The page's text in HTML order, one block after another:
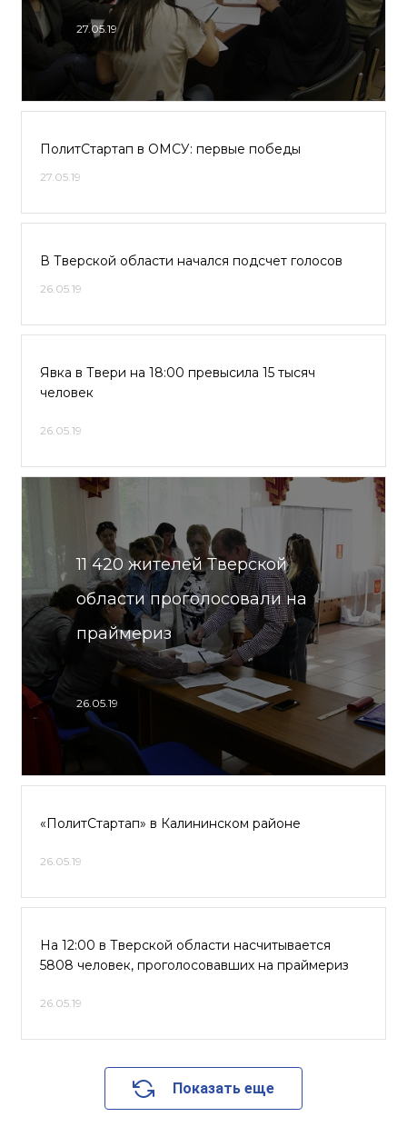
27.05.19
ПолитСтартап в ОМСУ: первые победы
27.05.19
В Тверской области начался подсчет голосов
26.05.19
Явка в Твери на 18:00 превысила 15 тысяч
человек
26.05.19
11 420 жителей Тверской
области проголосовали на
праймериз
26.05.19
«ПолитСтартап» в Калининском районе
26.05.19
На 12:00 в Тверской области насчитывается
5808 человек, проголосовавших на праймериз
26.05.19
Показать еще